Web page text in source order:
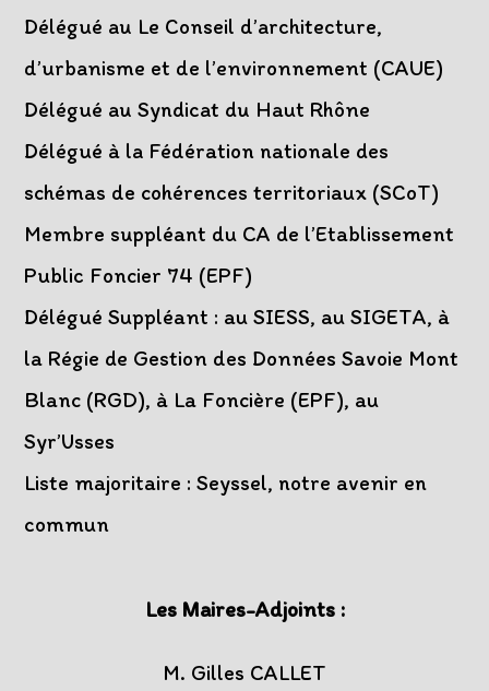
Délégué au Le Conseil d’architecture,
d’urbanisme et de l’environnement (CAUE)
Délégué au Syndicat du Haut Rhône
Délégué à la Fédération nationale des
schémas de cohérences territoriaux (SCoT)
Membre suppléant du CA de l’Etablissement
Public Foncier 74 (EPF)
Délégué Suppléant : au SIESS, au SIGETA, à
la Régie de Gestion des Données Savoie Mont
Blanc (RGD), à La Foncière (EPF), au
Syr’Usses
Liste majoritaire : Seyssel, notre avenir en
commun
Les Maires-Adjoints :
M. Gilles CALLET